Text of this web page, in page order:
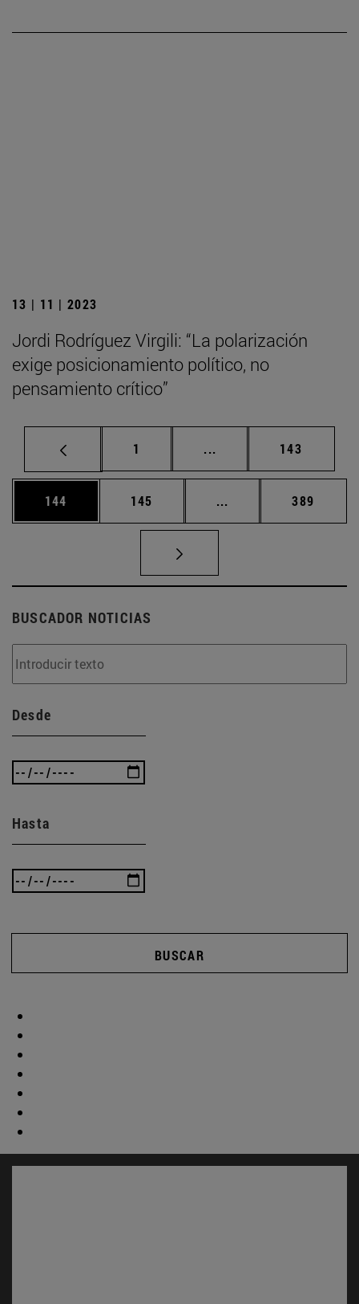
13 | 11 | 2023
Jordi Rodríguez Virgili: “La polarización
exige posicionamiento político, no
pensamiento crítico”
Página
1 ... Páginas intermedias
Página
143
Página
144 Página
145 ... Páginas intermedias
Página
389
BUSCADOR NOTICIAS
Desde
Hasta
BUSCAR